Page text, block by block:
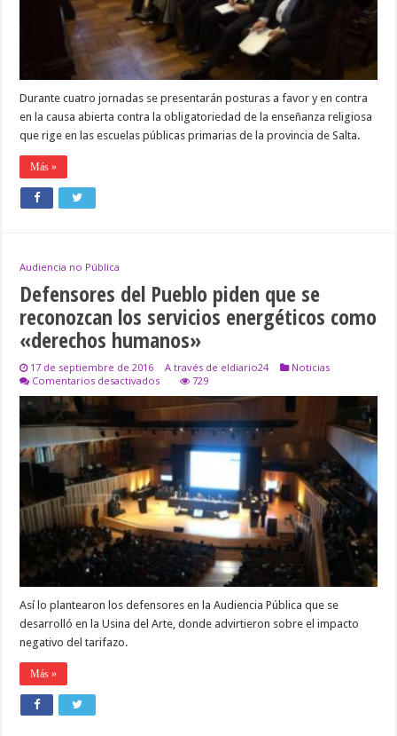
públicas
de
Salta
Durante cuatro jornadas se presentarán posturas a favor y en contra
en la causa abierta contra la obligatoriedad de la enseñanza religiosa
que rige en las escuelas públicas primarias de la provincia de Salta.
Más »
Audiencia no Pública
Defensores del Pueblo piden que se
reconozcan los servicios energéticos como
«derechos humanos»
17 de septiembre de 2016 A través de eldiario24
Noticias
Comentarios desactivadosen
Defensores
del
Pueblo
piden
que
se
reconozcan
los
servicios
energéticos
como
«derechos
humanos»
729
Así lo plantearon los defensores en la Audiencia Pública que se
desarrolló en la Usina del Arte, donde advirtieron sobre el impacto
negativo del tarifazo.
Más »